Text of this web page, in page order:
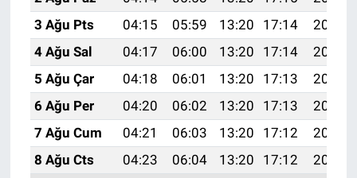
3 Ağu Pts
04:15 05:59 13:20 17:14
20:31
4 Ağu Sal
04:17 06:00 13:20 17:14
20:30
5 Ağu Çar
04:18 06:01 13:20 17:13
20:29
6 Ağu Per
04:20 06:02 13:20 17:13
20:28
7 Ağu Cum
04:21 06:03 13:20 17:12
20:27
8 Ağu Cts
04:23 06:04 13:20 17:12
20:25